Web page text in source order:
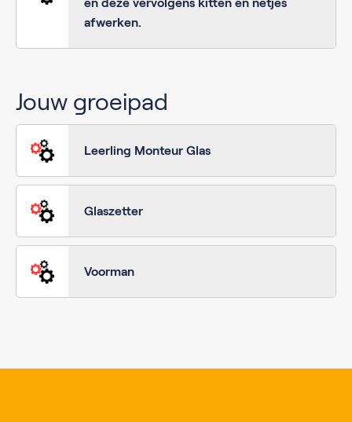
en deze vervolgens kitten en netjes
afwerken.
Jouw groeipad
Leerling Monteur Glas
Glaszetter
Voorman